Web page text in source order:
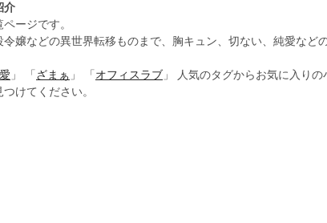
介
ージです。
嬢などの異世界転移ものまで、胸キュン、切ない、純愛など
」 「 ざまぁ 」 「 オフィスラブ 」 人気のタグからお気に入り
けてください。